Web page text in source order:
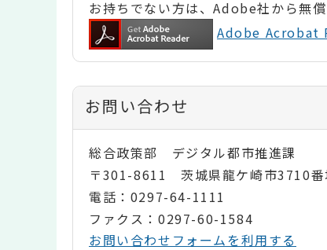
お持ちでない方は、Adobe社から無償
Adobe Acrobat
お問い合わせ
総合政策部 デジタル都市推進課
〒301-8611 茨城県龍ケ崎市3710番
電話：0297-64-1111
ファクス：0297-60-1584
お問い合わせフォームを利用する